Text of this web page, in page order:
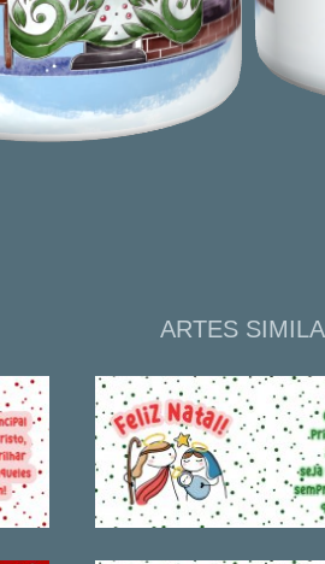
ARTES